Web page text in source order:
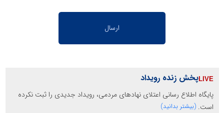
پخش زنده رویداد
پایگاه اطلاع رسانی اعتلای نهادهای مردمی، رویداد جدیدی را ثبت نکرده
است. (بیشتر بدانید)